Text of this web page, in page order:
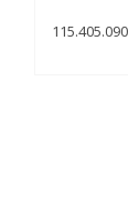
115.405.090